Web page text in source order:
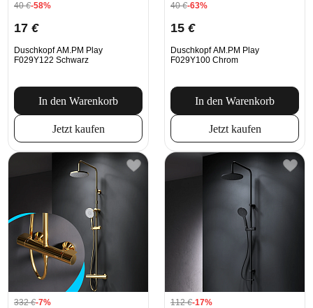
40€-58%
17 €
Duschkopf AM.PM Play
F029Y122 Schwarz
In den Warenkorb
Jetzt kaufen
40€-63%
15 €
Duschkopf AM.PM Play
F029Y100 Chrom
In den Warenkorb
Jetzt kaufen
332€-7% 112€-17%